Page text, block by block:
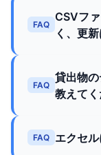
FAQ
CSVフ
く、更
FAQ
貸出物
教えてく
FAQ エクセ